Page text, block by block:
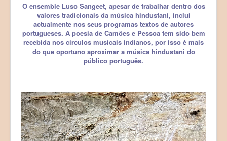
O ensemble Luso Sangeet, apesar de trabalhar dentro dos
valores tradicionais da música hindustani, inclui
actualmente nos seus programas textos de autores
portugueses. A poesia de Camões e Pessoa tem sido bem
recebida nos círculos musicais indianos, por isso é mais
do que oportuno aproximar a música hindustani do
público português.